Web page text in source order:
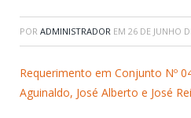
POR ADMINISTRADOR EM 26 DE JUNHO
Requerimento em Conjunto Nº
Aguinaldo, José Alberto e José